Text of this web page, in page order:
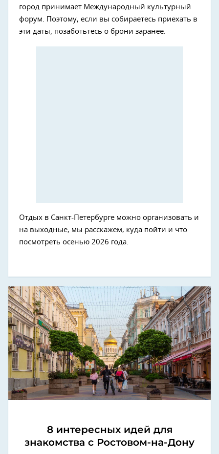
город принимает Международный культурный
форум. Поэтому, если вы собираетесь приехать в
эти даты, позаботьтесь о брони заранее.
Отдых в Санкт-Петербурге можно организовать и
на выходные, мы расскажем, куда пойти и что
посмотреть осенью 2026 года.
8 интересных идей для
знакомства с Ростовом-на-Дону